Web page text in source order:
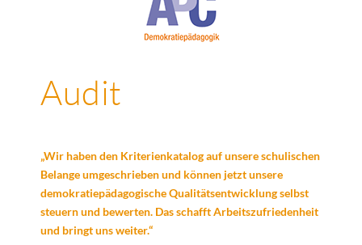
Audit
„Wir haben den Kriterienkatalog auf unsere schulischen
Belange umgeschrieben und können jetzt unsere
demokratiepädagogische Qualitätsentwicklung selbst
steuern und bewerten. Das schafft Arbeitszufriedenheit
und bringt uns weiter.“